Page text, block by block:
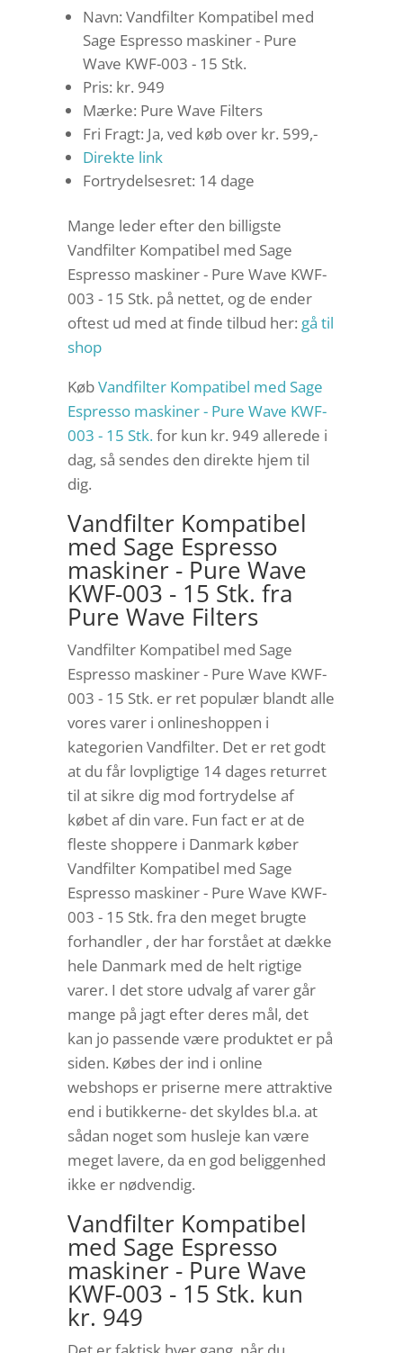
Navn: Vandfilter Kompatibel med
Sage Espresso maskiner - Pure
Wave KWF-003 - 15 Stk.
Pris: kr. 949
Mærke: Pure Wave Filters
Fri Fragt: Ja, ved køb over kr. 599,-
Direkte link
Fortrydelsesret: 14 dage
Mange leder efter den billigste
Vandfilter Kompatibel med Sage
Espresso maskiner - Pure Wave KWF-
003 - 15 Stk. på nettet, og de ender
oftest ud med at finde tilbud her: gå til
shop
KøbVandfilter Kompatibel med Sage
Espresso maskiner - Pure Wave KWF-
003 - 15 Stk.for kun kr. 949 allerede i
dag, så sendes den direkte hjem til
dig.
Vandfilter Kompatibel
med Sage Espresso
maskiner - Pure Wave
KWF-003 - 15 Stk. fra
Pure Wave Filters
Vandfilter Kompatibel med Sage
Espresso maskiner - Pure Wave KWF-
003 - 15 Stk. er ret populær blandt alle
vores varer i onlineshoppen i
kategorien Vandfilter. Det er ret godt
at du får lovpligtige 14 dages returret
til at sikre dig mod fortrydelse af
købet af din vare. Fun fact er at de
fleste shoppere i Danmark køber
Vandfilter Kompatibel med Sage
Espresso maskiner - Pure Wave KWF-
003 - 15 Stk. fra den meget brugte
forhandler , der har forstået at dække
hele Danmark med de helt rigtige
varer. I det store udvalg af varer går
mange på jagt efter deres mål, det
kan jo passende være produktet er på
siden. Købes der ind i online
webshops er priserne mere attraktive
end i butikkerne- det skyldes bl.a. at
sådan noget som husleje kan være
meget lavere, da en god beliggenhed
ikke er nødvendig.
Vandfilter Kompatibel
med Sage Espresso
maskiner - Pure Wave
KWF-003 - 15 Stk. kun
kr. 949